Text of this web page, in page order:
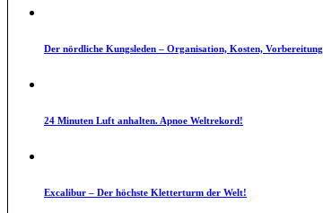
Der nördliche Kungsleden – Organisation, Kosten, Vorbereitung
24 Minuten Luft anhalten. Apnoe Weltrekord!
Excalibur – Der höchste Kletterturm der Welt!